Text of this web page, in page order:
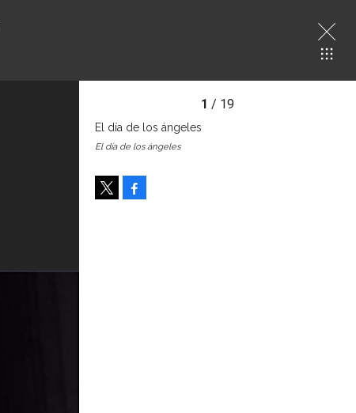
1 / 19
El día de los ángeles
El día de los ángeles